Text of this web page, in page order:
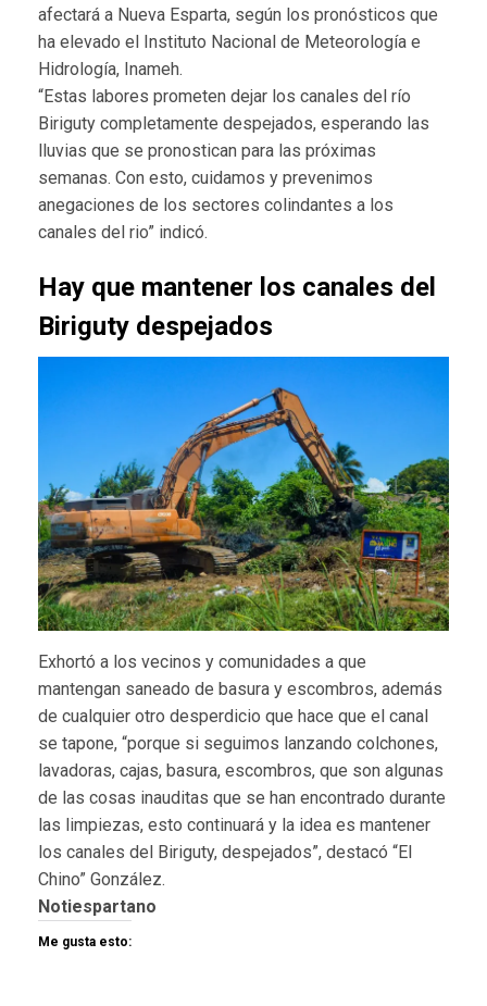
afectará a Nueva Esparta, según los pronósticos que
ha elevado el Instituto Nacional de Meteorología e
Hidrología, Inameh.
“Estas labores prometen dejar los canales del río
Biriguty completamente despejados, esperando las
lluvias que se pronostican para las próximas
semanas. Con esto, cuidamos y prevenimos
anegaciones de los sectores colindantes a los
canales del rio” indicó.
Hay que mantener los canales del
Biriguty despejados
Exhortó a los vecinos y comunidades a que
mantengan saneado de basura y escombros, además
de cualquier otro desperdicio que hace que el canal
se tapone, “porque si seguimos lanzando colchones,
lavadoras, cajas, basura, escombros, que son algunas
de las cosas inauditas que se han encontrado durante
las limpiezas, esto continuará y la idea es mantener
los canales del Biriguty, despejados”, destacó “El
Chino” González.
Notiespartano
Me gusta esto: